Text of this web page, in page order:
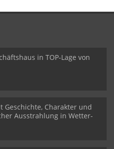
in TOP-Lage von
Geschichte, Charakter und
Ausstrahlung in Wetter-